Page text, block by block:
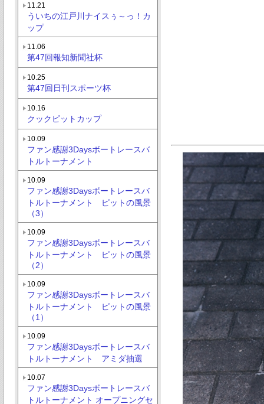
11.21
ういちの江戸川ナイスぅ～っ！カ
ップ
11.06
第47回報知新聞社杯
10.25
第47回日刊スポーツ杯
10.16
クックピットカップ
10.09
ファン感謝3Daysボートレースバ
トルトーナメント
10.09
ファン感謝3Daysボートレースバ
トルトーナメント ピットの風景
（3）
10.09
ファン感謝3Daysボートレースバ
トルトーナメント ピットの風景
（2）
10.09
ファン感謝3Daysボートレースバ
トルトーナメント ピットの風景
（1）
10.09
ファン感謝3Daysボートレースバ
トルトーナメント アミダ抽選
10.07
ファン感謝3Daysボートレースバ
トルトーナメント オープニングセ